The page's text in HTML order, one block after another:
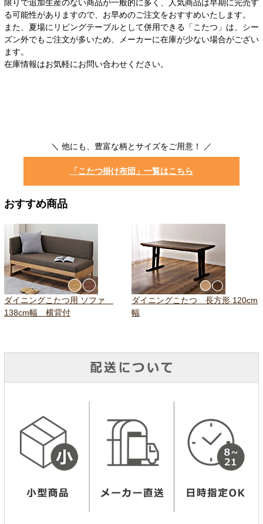
限りで追加生産のない商品が一般的に多く、人気商品は早期に完売す
る可能性がありますので、お早めのご注文をおすすめいたします。
また、夏場にリビングテーブルとして併用できる「こたつ」は、シー
ズン外でもご注文が多いため、メーカーに在庫が少ない場合がござい
ます。
在庫情報はお気軽にお問い合わせください。
＼ 他にも、豊富な柄とサイズをご用意！ ／
「こたつ掛け布団」一覧はこちら
おすすめ商品
ダイニングこたつ用 ソファ
138cm幅 横背付
ダイニングこたつ 長方形 120cm
幅